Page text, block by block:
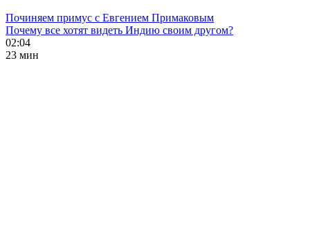
Починяем примус с Евгением Примаковым
Почему все хотят видеть Индию своим другом?
02:04
23 мин